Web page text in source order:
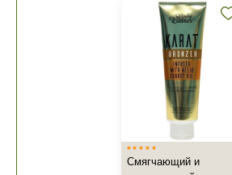
Смягчающий и